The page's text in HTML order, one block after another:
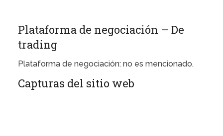
Plataforma de negociación – De
trading
Plataforma de negociación: no es mencionado.
Capturas del sitio web